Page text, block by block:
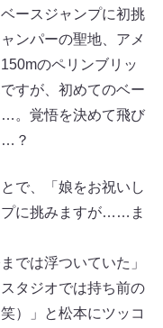
ースジャンプに初挑
ンパーの聖地、アメ
のペリンブリッ
すが、初めてのベー
。覚悟を決めて飛び
？
で、「娘をお祝いし
プに挑みますが……ま
では浮ついていた」
タジオでは持ち前の
）」と松本にツッコ